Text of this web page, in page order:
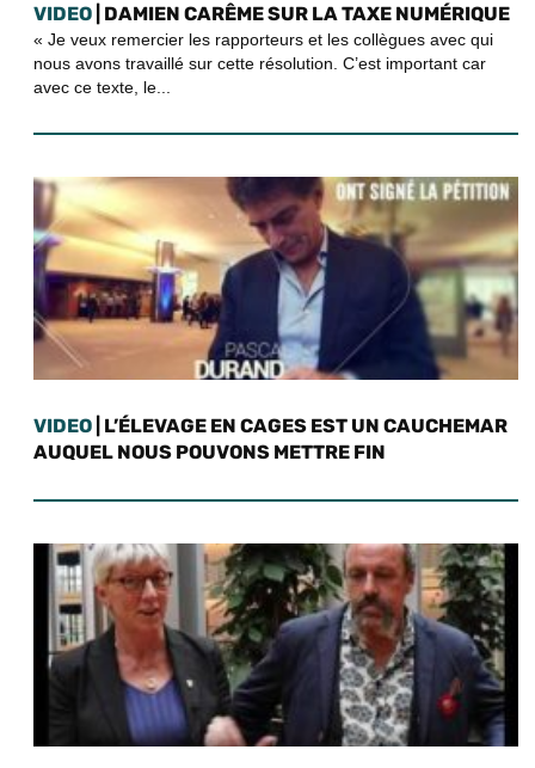
VIDEO | DAMIEN CARÊME SUR LA TAXE NUMÉRIQUE
« Je veux remercier les rapporteurs et les collègues avec qui
nous avons travaillé sur cette résolution. C’est important car
avec ce texte, le...
VIDEO | L’ÉLEVAGE EN CAGES EST UN CAUCHEMAR
AUQUEL NOUS POUVONS METTRE FIN